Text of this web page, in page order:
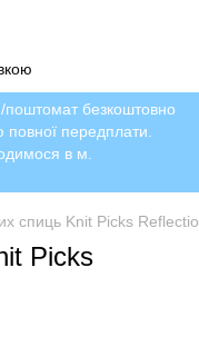
поштомат безкоштовно
передплати.
в м.
cпиць Knit Picks
Picks